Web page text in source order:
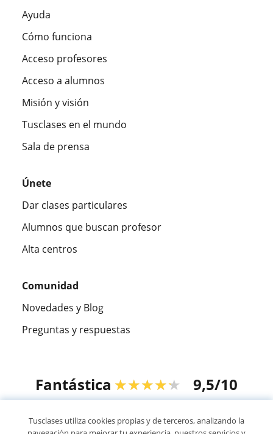
Ayuda
Cómo funciona
Acceso profesores
Acceso a alumnos
Misión y visión
Tusclases en el mundo
Sala de prensa
Únete
Dar clases particulares
Alumnos que buscan profesor
Alta centros
Comunidad
Novedades y Blog
Preguntas y respuestas
Fantástica ★★★★★ 9,5/10
Tusclases utiliza cookies propias y de terceros, analizando la